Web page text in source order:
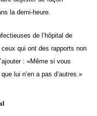
la demi-heure.
de l’hôpital de
qui ont des rapports non
: «Même si vous
lui n’en a pas d’autres.»